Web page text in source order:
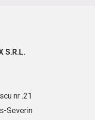
S.R.L.
nr .21
Severin